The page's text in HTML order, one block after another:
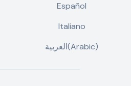
Español
Italiano
العربية(Arabic)